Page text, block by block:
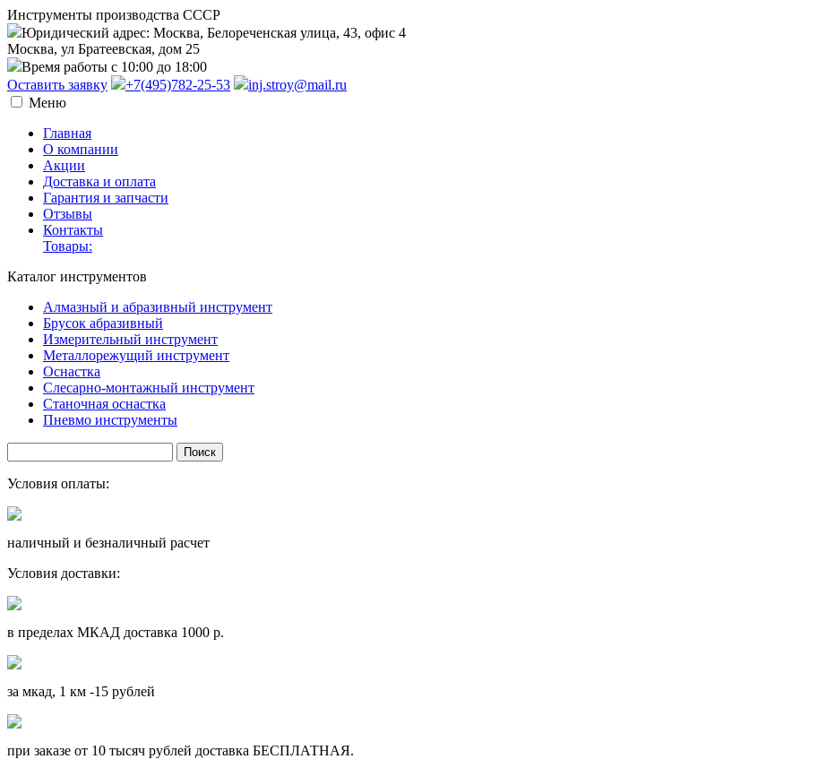
Инструменты производства СССР
Юридический адрес: Москва, Белореченская улица, 43, офис 4
Москва, ул Братеевская, дом 25
Время работы с 10:00 до 18:00
Оставить заявку
+7(495)782-25-53
inj.stroy@mail.ru
Меню
Главная
О компании
Акции
Доставка и оплата
Гарантия и запчасти
Отзывы
Контакты
Товары:
Каталог инструментов
Алмазный и абразивный инструмент
Брусок абразивный
Измерительный инструмент
Металлорежущий инструмент
Оснастка
Слесарно-монтажный инструмент
Станочная оснастка
Пневмо инструменты
Условия оплаты:
наличный и безналичный расчет
Условия доставки:
в пределах МКАД доставка 1000 р.
за мкад, 1 км -15 рублей
при заказе от 10 тысяч рублей доставка БЕСПЛАТНАЯ.